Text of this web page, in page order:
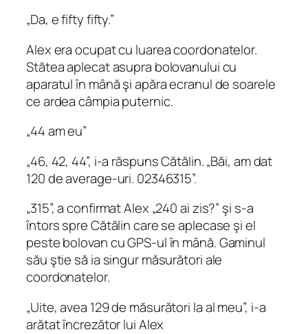
„Da, e fifty fifty.”
Alex era ocupat cu luarea coordonatelor.
Stătea aplecat asupra bolovanului cu
aparatul în mână şi apăra ecranul de soarele
ce ardea câmpia puternic.
„44 am eu”
„46, 42, 44”, i‑a răspuns Cătălin. „Băi, am dat
120 de average-uri. 02346315”.
„315”, a confirmat Alex „240 ai zis?” şi s‑a
întors spre Cătălin care se aplecase şi el
peste bolovan cu GPS-ul în mână. Gaminul
său ştie să ia singur măsurători ale
coordonatelor.
„Uite, avea 129 de măsurători la al meu”, i-a
arătat încrezător lui Alex